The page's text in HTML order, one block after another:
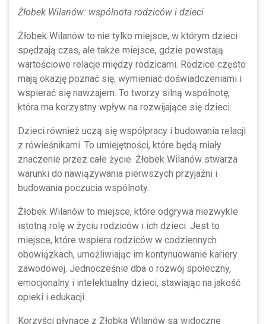
Żłobek Wilanów: wspólnota rodziców i dzieci
Żłobek Wilanów to nie tylko miejsce, w którym dzieci
spędzają czas, ale także miejsce, gdzie powstają
wartościowe relacje między rodzicami. Rodzice często
mają okazję poznać się, wymieniać doświadczeniami i
wspierać się nawzajem. To tworzy silną wspólnotę,
która ma korzystny wpływ na rozwijające się dzieci.
Dzieci również uczą się współpracy i budowania relacji
z rówieśnikami. To umiejętności, które będą miały
znaczenie przez całe życie. Żłobek Wilanów stwarza
warunki do nawiązywania pierwszych przyjaźni i
budowania poczucia wspólnoty.
Żłobek Wilanów to miejsce, które odgrywa niezwykle
istotną rolę w życiu rodziców i ich dzieci. Jest to
miejsce, które wspiera rodziców w codziennych
obowiązkach, umożliwiając im kontynuowanie kariery
zawodowej. Jednocześnie dba o rozwój społeczny,
emocjonalny i intelektualny dzieci, stawiając na jakość
opieki i edukacji.
Korzyści płynące z Żłobka Wilanów są widoczne